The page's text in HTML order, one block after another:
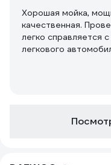
Хорошая мойка,
качественная.
легко справляется
легкового